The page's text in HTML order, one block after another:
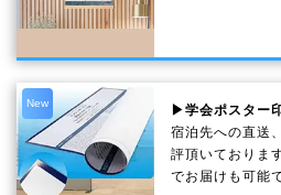
New
▶学会ポスター
宿泊先への直送
評頂いておりま
でお届けも可能